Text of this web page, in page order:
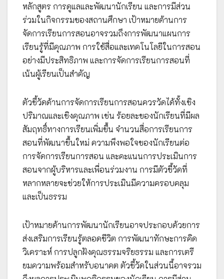
หลักสูตร การดูแลและพัฒนานักเรียน และการมีส่วน
ร่วมในกิจกรรมของสถานศึกษา เป้าหมายด้านการ
จัดการเรียนการสอนอาจรวมถึงการพัฒนาแผนการ
เรียนรู้ที่มีคุณภาพ การใช้สื่อและเทคโนโลยีในการสอน
อย่างมีประสิทธิภาพ และการจัดการเรียนการสอนที่
เน้นผู้เรียนเป็นสำคัญ
ตัวชี้วัดด้านการจัดการเรียนการสอนควรวัดได้ทั้งเชิง
ปริมาณและเชิงคุณภาพ เช่น ร้อยละของนักเรียนที่มีผล
สัมฤทธิ์ทางการเรียนเพิ่มขึ้น จำนวนสื่อการเรียนการ
สอนที่พัฒนาขึ้นใหม่ ความพึงพอใจของนักเรียนต่อ
การจัดการเรียนการสอน และคะแนนการประเมินการ
สอนจากผู้บริหารและเพื่อนร่วมงาน การมีตัวชี้วัดที่
หลากหลายจะช่วยให้การประเมินมีความครอบคลุม
และเป็นธรรม
เป้าหมายด้านการพัฒนานักเรียนอาจประกอบด้วยการ
ส่งเสริมการเรียนรู้ตลอดชีวิต การพัฒนาทักษะการคิด
วิเคราะห์ การปลูกฝังคุณธรรมจริยธรรม และการเตรี
ยมความพร้อมสำหรับอนาคต ตัวชี้วัดในส่วนนี้อาจรวม